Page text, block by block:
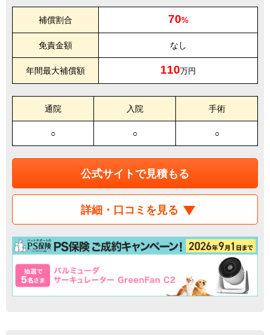
補償割合 70%
免責金額 なし
年間最大補償額 110万円
通院 入院 手術
○ ○ ○
公式サイトで見積もる
詳細・口コミを見る